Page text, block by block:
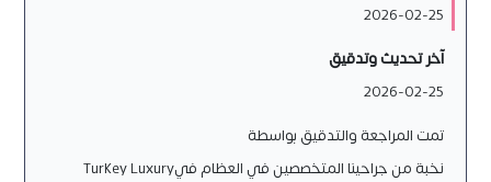
2026-02-25
آخر تحديث وتدقيق
2026-02-25
تمت المراجعة والتدقيق بواسطة
نخبة من جراحينا المتخصصين في العظام فيTurkey Luxury